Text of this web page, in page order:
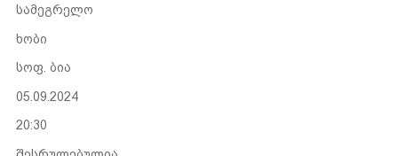
სამეგრელო
ხობი
სოფ. ბია
05.09.2024
20:30